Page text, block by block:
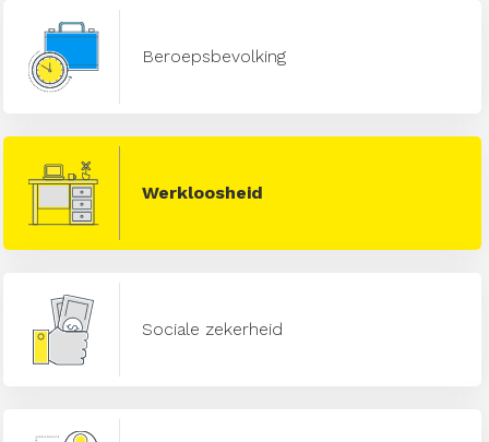
Beroepsbevolking
Werkloosheid
Sociale zekerheid